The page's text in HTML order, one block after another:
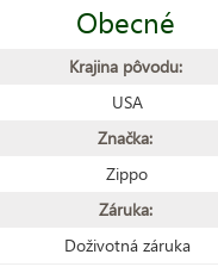
Obecné
Krajina pôvodu:
USA
Značka:
Zippo
Záruka:
Doživotná záruka